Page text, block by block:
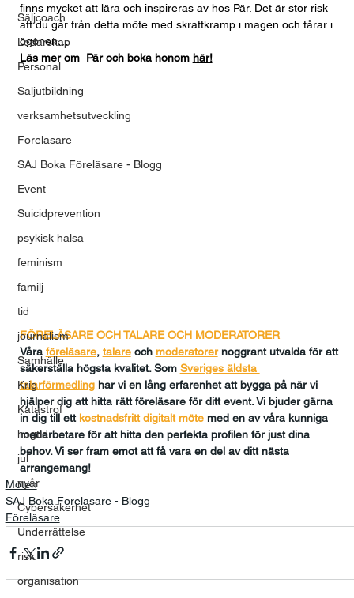
Säljcoach
Ledarskap
Personal
Säljutbildning
verksamhetsutveckling
Föreläsare
SAJ Boka Föreläsare - Blogg
Event
Suicidprevention
psykisk hälsa
feminism
familj
tid
journalism
Samhälle
Krig
Katastrof
högtid
jul
nyår
Cybersäkerhet
Underrättelse
risk
organisation
finns mycket att lära och inspireras av hos Pär. Det är stor risk
att du går från detta möte med skrattkramp i magen och tårar i
ögonen…
Läs mer om  Pär och boka honom här!
FÖRELÄSARE OCH TALARE OCH MODERATORER
Våra föreläsare, talare och moderatorer noggrant utvalda för att
säkerställa högsta kvalitet. Som Sveriges äldsta
talarförmedling har vi en lång erfarenhet att bygga på när vi
hjälper dig att hitta rätt föreläsare för ditt event. Vi bjuder gärna
in dig till ett kostnadsfritt digitalt möte med en av våra kunniga
medarbetare för att hitta den perfekta profilen för just dina
behov. Vi ser fram emot att få vara en del av ditt nästa
arrangemang!
Möten
SAJ Boka Föreläsare - Blogg
Föreläsare